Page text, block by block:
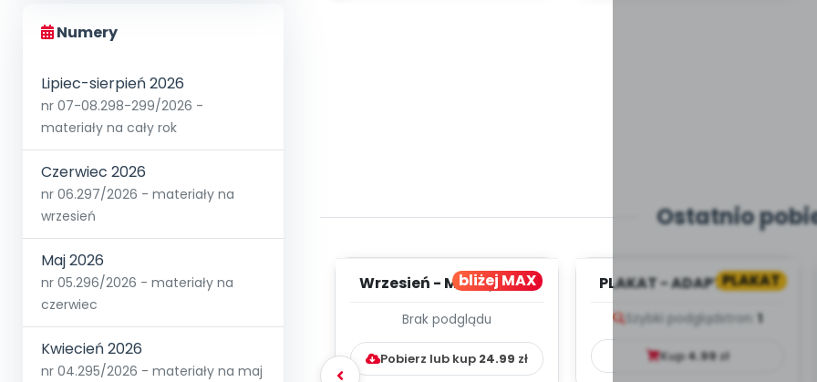
Numery
Lipiec-sierpień 2026
nr 07-08.298-299/2026 -
materiały na cały rok
Czerwiec 2026
nr 06.297/2026 - materiały na
wrzesień
Maj 2026
nr 05.296/2026 - materiały na
czerwiec
Kwiecień 2026
nr 04.295/2026 - materiały na maj
Ostatnio
bliżej MAX
Wrzesień - MIESIĘCZNY
WYCHOWAWCZO –
DYDAKTYC...
Brak podglądu
Pobierz lub kup 24.99 zł
PLAKAT
PLAKAT - ADAPTACJA -
Szybki podglądstron: 1
Kup4.99zł